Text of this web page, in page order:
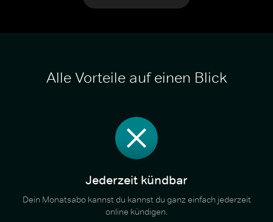
Alle Vorteile auf einen Blick
Jederzeit kündbar
Dein Monatsabo kannst du kannst du ganz einfach jederzeit
online kündigen.